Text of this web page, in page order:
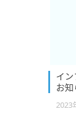
イ
お知
2023